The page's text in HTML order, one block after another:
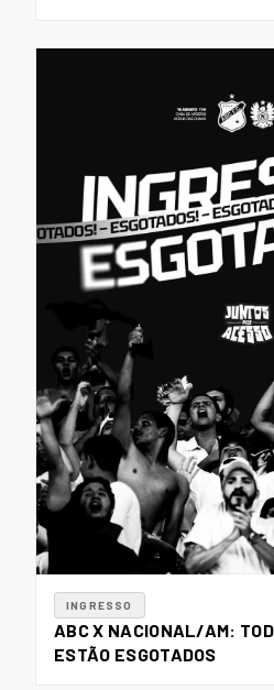
INGRESSO
ABC X NACIONAL/AM:
ESTÃO ESGOTADOS